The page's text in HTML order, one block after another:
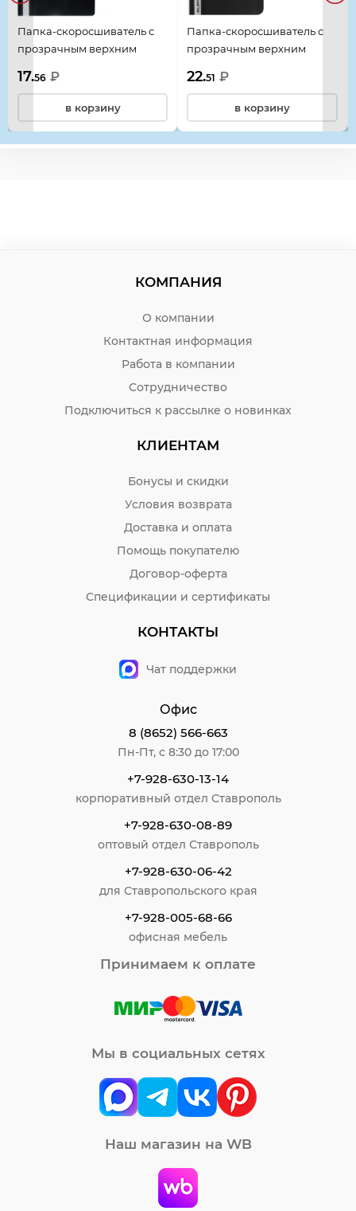
Папка-скоросшиватель с
прозрачным верхним
сменная этикетка, 0,12 мм,
17.56 ₽
в корзину
Папка-скоросшиватель с
прозрачным верхним
сменная этикетка, 0,16 мм,
22.51 ₽
в корзину
КОМПАНИЯ
О компании
Контактная информация
Работа в компании
Сотрудничество
Подключиться к рассылке о новинках
КЛИЕНТАМ
Бонусы и скидки
Условия возврата
Доставка и оплата
Помощь покупателю
Договор-оферта
Спецификации и сертификаты
КОНТАКТЫ
Чат поддержки
Офис
8 (8652) 566-663
Пн-Пт, с 8:30 до 17:00
+7-928-630-13-14
корпоративный отдел Ставрополь
+7-928-630-08-89
оптовый отдел Ставрополь
+7-928-630-06-42
для Ставропольского края
+7-928-005-68-66
офисная мебель
Принимаем к оплате
Мы в социальных сетях
Наш магазин на WB